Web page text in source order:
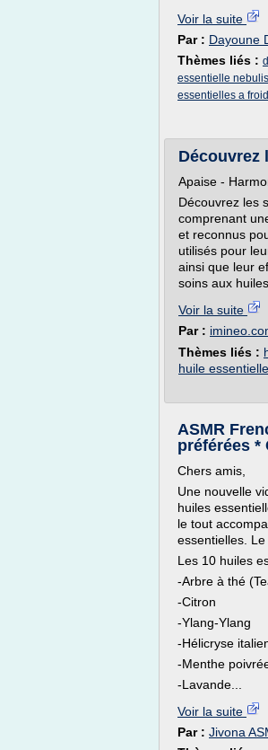
Voir la suite
Par : Dayoune
Thèmes liés :
essentielle
essentielles a froid
Découvrez
Apaise -
Découvrez les
comprenant
et reconnus
utilisés pour
ainsi que leur
soins aux
Voir la suite
Par :
Thèmes liés :
huile essentielle
ASMR
préférées *
Chers amis,
Une nouvelle
huiles
le tout
essentielles.
Les 10 huiles
-Arbre à thé
-Citron
-Ylang-Ylang
-Hélicryse
-Menthe
-Lavande...
Voir la suite
Par : Jivona